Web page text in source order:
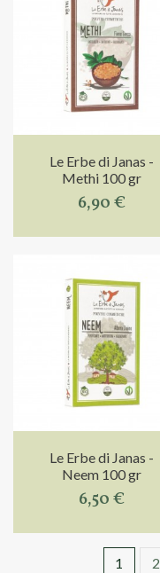
Le Erbe di Janas -
Methi 100 gr
6,90 €
Le Erbe di Janas -
Neem 100 gr
6,50 €
1 2